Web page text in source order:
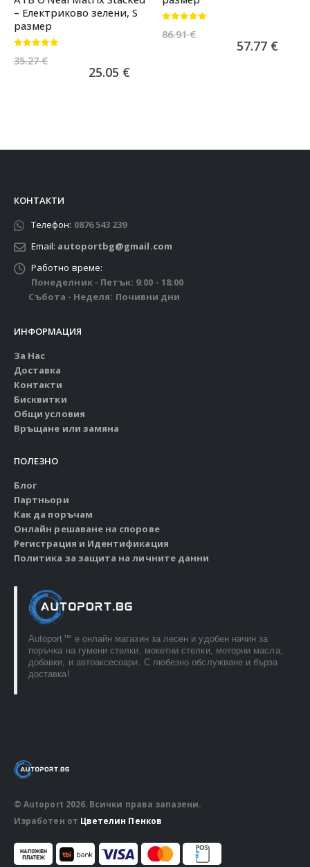
– Електриково зелени, S
размер
35.27€
25.05 €
86.91€
57.77 €
КОНТАКТИ
Телефон: 0876 543 239
Email: autoportbg@gmail.com
Работно време:
Понеделник - Петък: 9:00 - 18:00
Събота - Неделя: Почивни дни
ИНФОРМАЦИЯ
За Нас
Доставка
Контакти
Бисквитки
Общи условия
Връщане или замяна
ПОЛЕЗНО
Блог
Партньори
Как да поръчам
Онлайн решаване на спорове
Регистрация и Идентификация
Политика за защита на личните данни
Autoport™ e онлайн магазин за лесен и удобен начин за
поръчка на гумени стелки, мокетни стелки, моторни масла,
добавки, и автоаксесоари. С любезно обслужване и бърза
доставка!
© Autoport 2026. Всички права запазени.
Изработен от Цветелин Пенков